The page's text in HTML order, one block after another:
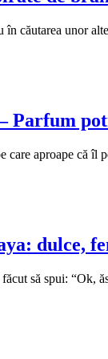
în căutarea unor
Parfum
care aproape că
dulce,
să spui: “Ok,